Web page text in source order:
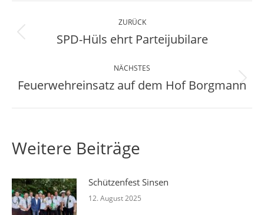
Kommentarnavigation
ZURÜCK
Vorheriger
SPD-Hüls ehrt Parteijubilare
NÄCHSTES
Nächster
Feuerwehreinsatz auf dem Hof Borgmann
Weitere Beiträge
Schützenfest Sinsen
12. August 2025